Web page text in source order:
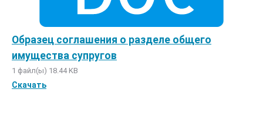
Образец соглашения о разделе общего
имущества супругов
1 файл(ы) 18.44 KB
Скачать